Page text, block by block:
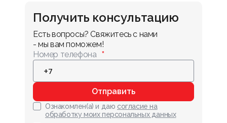
Получить консультацию
Есть вопросы? Свяжитесь с нами
- мы вам поможем!
Номер телефона
Отправить
Ознакомлен(а) и даю согласие на
обработку моих персональных данных